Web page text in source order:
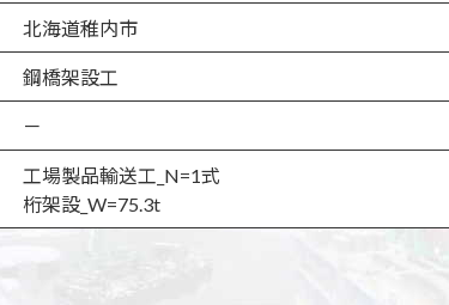
北海道稚内市
鋼橋架設工
－
工場製品輸送工_N=1式
桁架設_W=75.3t